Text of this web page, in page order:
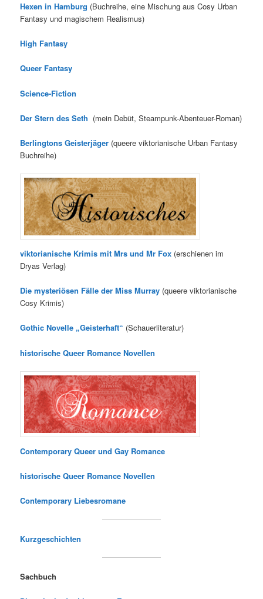
Hexen in Hamburg (Buchreihe, eine Mischung aus Cosy Urban
Fantasy und magischem Realismus)
High Fantasy
Queer Fantasy
Science-Fiction
Der Stern des Seth (mein Debüt, Steampunk-Abenteuer-Roman)
Berlingtons Geisterjäger (queere viktorianische Urban Fantasy
Buchreihe)
viktorianische Krimis mit Mrs und Mr Fox (erschienen im
Dryas Verlag)
Die mysteriösen Fälle der Miss Murray (queere viktorianische
Cosy Krimis)
Gothic Novelle „Geisterhaft“ (Schauerliteratur)
historische Queer Romance Novellen
Contemporary Queer und Gay Romance
historische Queer Romance Novellen
Contemporary Liebesromane
Kurzgeschichten
Sachbuch